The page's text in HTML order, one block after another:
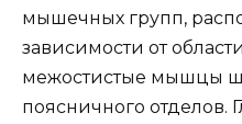
мышечных групп,
зависимости от
межостистые мышцы
поясничного отделов.